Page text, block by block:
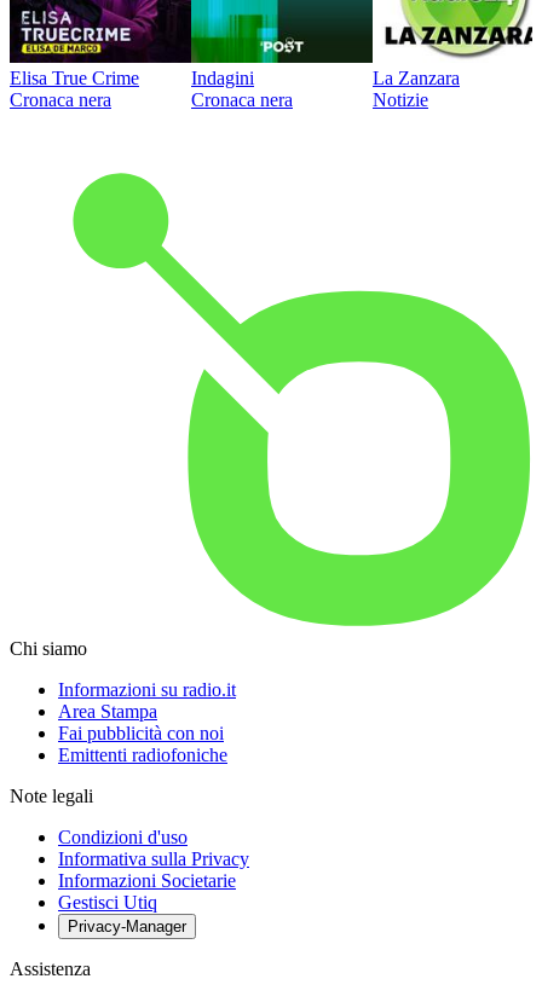
Elisa True Crime
Cronaca nera
Indagini
Cronaca nera
La Zanzara
Notizie
Chi siamo
Informazioni su radio.it
Area Stampa
Fai pubblicità con noi
Emittenti radiofoniche
Note legali
Condizioni d'uso
Informativa sulla Privacy
Informazioni Societarie
Gestisci Utiq
Privacy-Manager
Assistenza